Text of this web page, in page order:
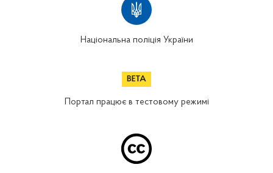
Національна поліція України
Портал працює в тестовому режимі